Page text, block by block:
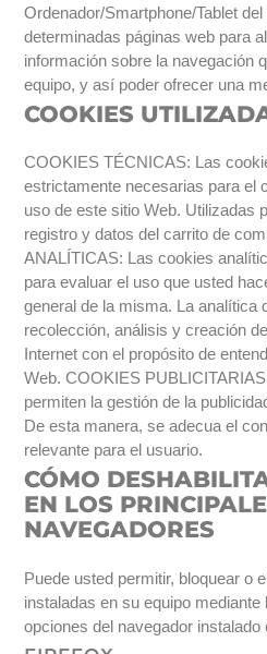
Ordenador/Smartphone/Tablet
determinadas páginas web para
información sobre la navegación
equipo, y así poder ofrecer una
COOKIES
COOKIES TÉCNICAS: Las
estrictamente necesarias para el
uso de este sitio Web. Utilizadas
registro y datos del carrito de
ANALÍTICAS: Las cookies
para evaluar el uso que usted
general de la misma. La analítica
recolección, análisis y creación
Internet con el propósito de
Web. COOKIES
permiten la gestión de la
De esta manera, se adecua el
relevante para el usuario.
CÓMO
EN LOS
NAVEGADORES
Puede usted permitir, bloquear o
instaladas en su equipo mediante
opciones del navegador instalado